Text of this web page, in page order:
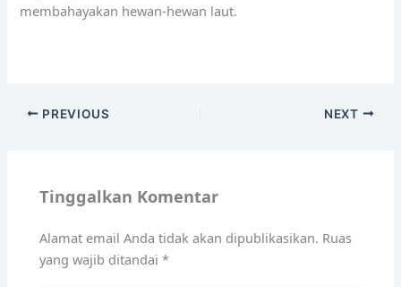
membahayakan hewan-hewan laut.
PREVIOUS NEXT
Tinggalkan Komentar
Alamat email Anda tidak akan dipublikasikan. Ruas
yang wajib ditandai*